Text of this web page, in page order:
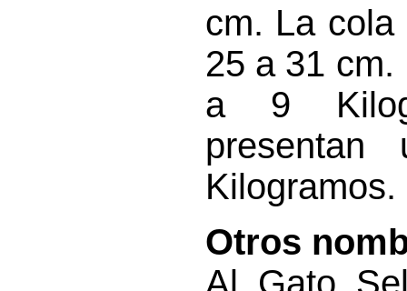
cm. La cola
25 a 31
a 9
Kilogramos.
Otros
Al Gato